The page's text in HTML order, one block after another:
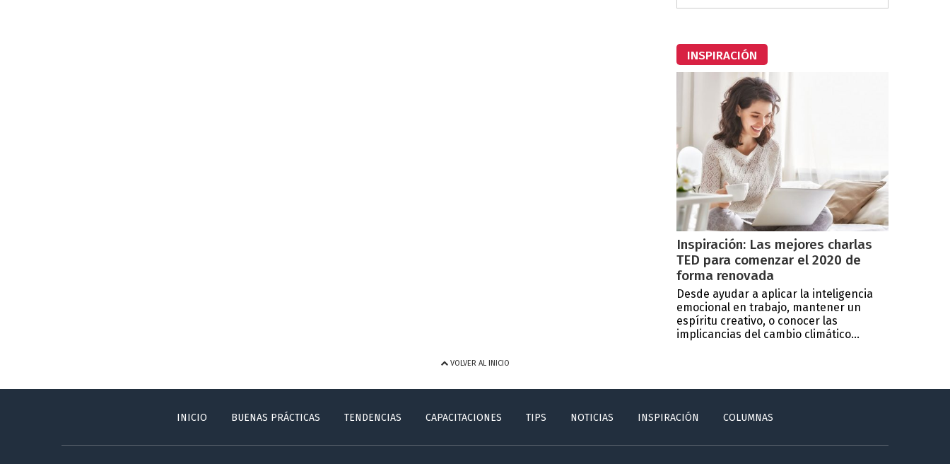
INSPIRACIÓN
Inspiración: Las mejores charlas
TED para comenzar el 2020 de
forma renovada
Desde ayudar a aplicar la inteligencia
emocional en trabajo, mantener un
espíritu creativo, o conocer las
implicancias del cambio climático...
VOLVER AL INICIO
INICIO BUENAS PRÁCTICAS TENDENCIAS CAPACITACIONES TIPS NOTICIAS INSPIRACIÓN COLUMNAS